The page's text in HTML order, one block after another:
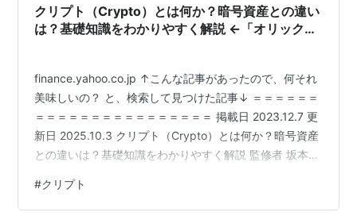
クリプト（Crypto）とは何か？暗号資産との違い
は？基礎知識をわかりやすく解説 ←「オリックス
finance.yahoo.co.jp ↑こんな記事があったので、何それ
美味しいの？ と、検索して見つけた記事↓ ＝＝＝＝＝＝
＝＝＝＝＝＝＝＝＝＝＝＝＝＝＝＝ 掲載日 2023.12.7 更
新日 2025.10.3 クリプト（Crypto）とは何か？暗号資産
との違いは？基礎知識をわかりやすく解説 監修者 坂本
でよく使用されている言葉が「クリプト（Crypto）」で
す。では、クリプトとはどのような意味かご存じでしょ
#クリプト